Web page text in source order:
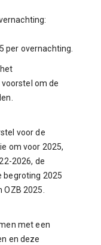
per overnachting.
om de
voor de
om voor 2025,
2026, de
begroting 2025
OZB 2025.
met een
en deze